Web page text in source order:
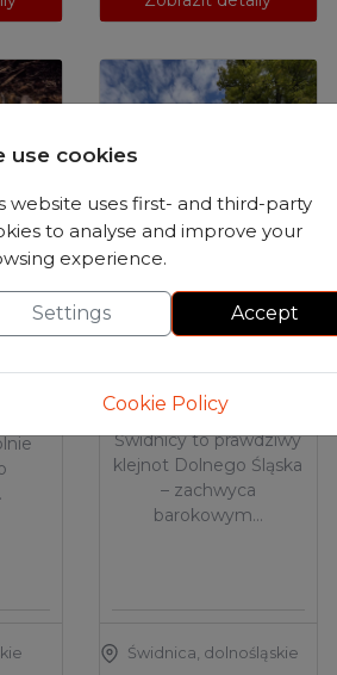
turystyczne
Doporučené
turystyczne
Kościół Pokoju w
Świdnicy to prawdziwy
klejnot Dolnego Śląska
– zachwyca
barokowym…
Świdnica, dolnośląskie
use cookies
website uses first- and third-party
to analyse and improve your
experience.
Settings Accept
Cookie Policy